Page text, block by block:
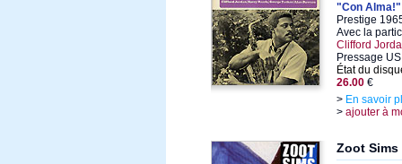
"Con Alma!"
Prestige
Avec la
Clifford
Pressage
État du
26.00 €
> En savoir
> ajouter à
Zoot Sims